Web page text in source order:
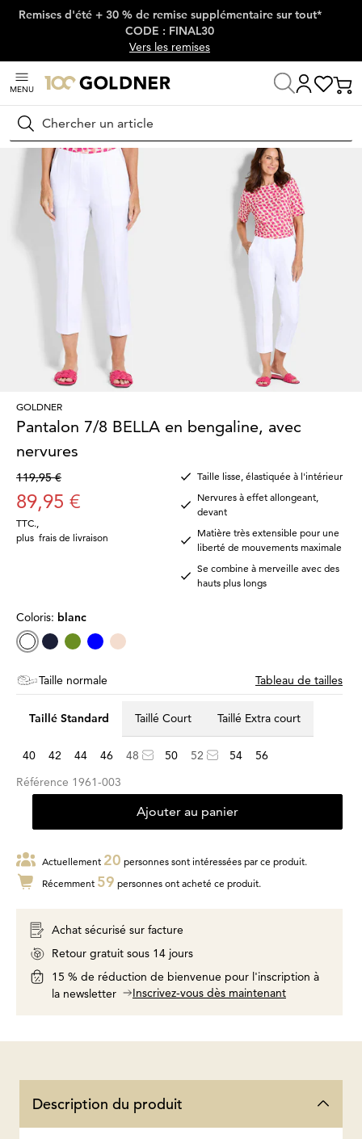
Passer la navigation, aller directement au contenu
Remises d'été + 30 % de remise supplémentaire sur tout*
CODE : FINAL30
Vers les remises
MENU
Rechercher
Maison Mode femme Pantalons
GOLDNER
Pantalon 7/8 BELLA en bengaline, avec
nervures
119,95 €
89,95 €
TTC.
plus frais de livraison
Taille lisse, élastiquée à l'intérieur
Nervures à effet allongeant,
devant
Matière très extensible pour une
liberté de mouvements maximale
Se combine à merveille avec des
hauts plus longs
Coloris: blanc
Taille normale Tableau de tailles
Taillé Standard Taillé Court Taillé Extra court
40 42 44 46 48 50 52 54
56
Référence 1961-003
Ajouter au panier
Actuellement 20 personnes sont intéressées par ce produit.
Récemment 59 personnes ont acheté ce produit.
Achat sécurisé sur facture
Retour gratuit sous 14 jours
15 % de réduction de bienvenue pour l'inscription à
la newsletter
Inscrivez-vous dès maintenant
Description du produit